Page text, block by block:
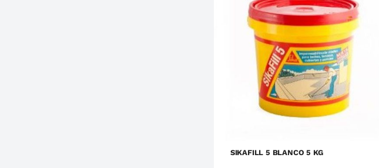
Impermeabilizantes Sika
SIKAFILL 5 BLANCO 5 KG